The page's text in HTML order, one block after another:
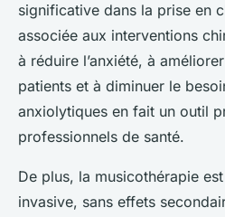
significative dans la prise en
associée aux interventions
à réduire l’anxiété, à
patients et à diminuer le
anxiolytiques en fait un outil
professionnels de santé.
De plus, la musicothérapie
invasive, sans effets